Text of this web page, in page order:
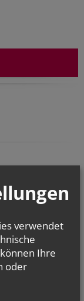
Evangelium
verwendet
Ihre
oder